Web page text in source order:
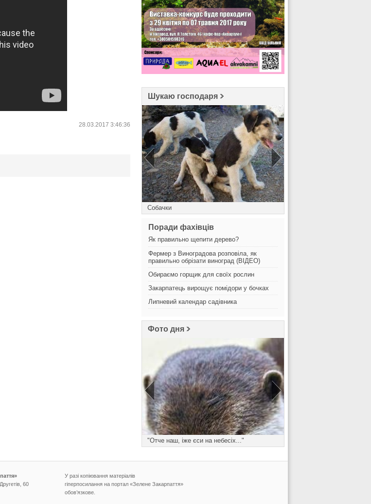
28.03.2017 3:46:36
Шукаю господаря
Собачки
Поради фахівців
Як правильно щепити дерево?
Фермер з Виноградова розповіла, як
правильно обрізати виноград (ВІДЕО)
Обираємо горщик для своїх рослин
Закарпатець вирощує помідори у бочках
Липневий календар садівника
Фото дня
"Отче наш, іже єси на небесіх..."
60
У разі копіювання матеріалів
гіперпосилання на портал «Зелене Закарпаття»
обов’язкове.